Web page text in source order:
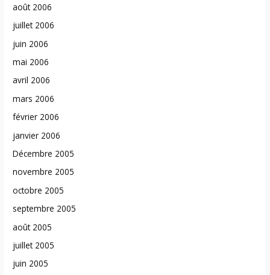
août 2006
juillet 2006
juin 2006
mai 2006
avril 2006
mars 2006
février 2006
janvier 2006
Décembre 2005
novembre 2005
octobre 2005
septembre 2005
août 2005
juillet 2005
juin 2005